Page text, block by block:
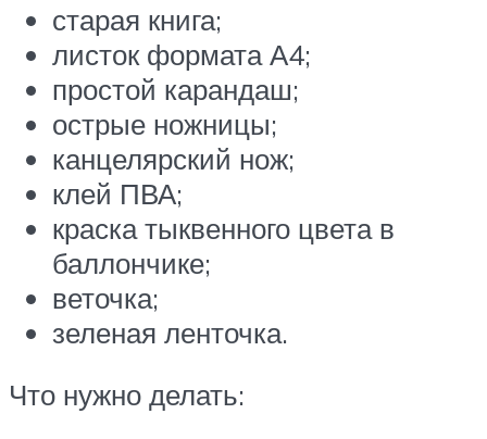
старая книга;
листок формата А4;
простой карандаш;
острые ножницы;
канцелярский нож;
клей ПВА;
краска тыквенного цвета в
баллончике;
веточка;
зеленая ленточка.
Что нужно делать: